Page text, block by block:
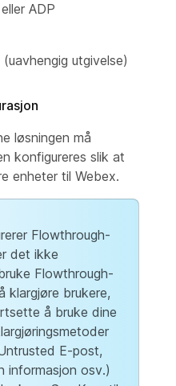
ADP
utgivelse)
løsningen må
konfigureres slik at
enheter til Webex.
Flowthrough-
det ikke
Flowthrough-
klargjøre brukere,
å bruke dine
E-post,
informasjon osv.)